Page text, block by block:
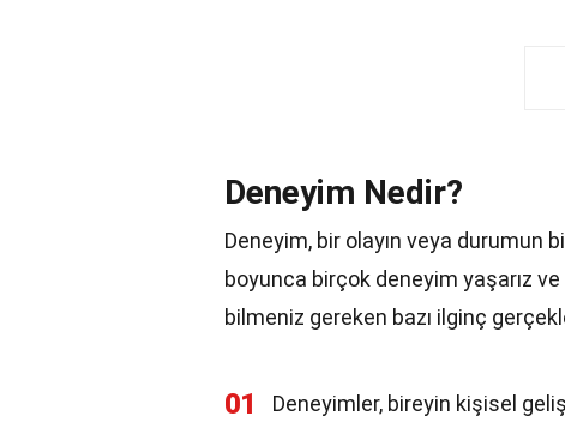
Deneyim Nedir?
Deneyim, bir olayın veya durumun
boyunca birçok deneyim yaşarız
bilmeniz gereken bazı ilginç
01
Deneyimler, bireyin kişisel